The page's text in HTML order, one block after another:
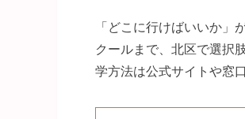
「どこに行けばいいか
クールまで、北区で選択
学方法は公式サイトや窓